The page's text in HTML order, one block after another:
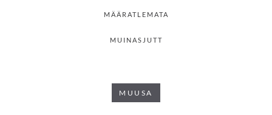
MÄÄRATLEMATA
MUINASJUTT
MUUSA